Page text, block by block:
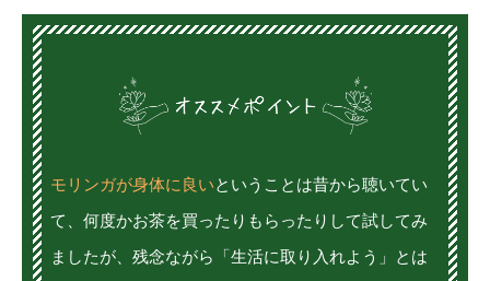
モリンガが身体に良いということは昔から聴いてい
て、何度かお茶を買ったりもらったりして試してみ
ましたが、残念ながら「生活に取り入れよう」とは